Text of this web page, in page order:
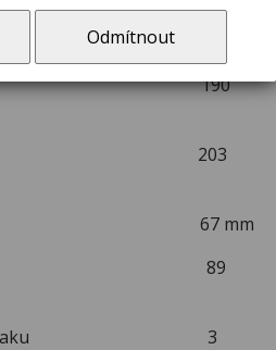
1,6 kg
190
203
67 mm
tlak 89
tlaku 3
Odmítnout